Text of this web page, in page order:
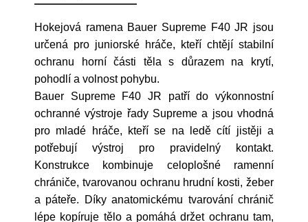
Hokejová ramena Bauer Supreme F40 JR jsou
určená pro juniorské hráče, kteří chtějí stabilní
ochranu horní části těla s důrazem na krytí,
pohodlí a volnost pohybu.
Bauer Supreme F40 JR patří do výkonnostní
ochranné výstroje řady Supreme a jsou vhodná
pro mladé hráče, kteří se na ledě cítí jistěji a
potřebují výstroj pro pravidelný kontakt.
Konstrukce kombinuje celoplošné ramenní
chrániče, tvarovanou ochranu hrudní kosti, žeber
a páteře. Díky anatomickému tvarování chránič
lépe kopíruje tělo a pomáhá držet ochranu tam,